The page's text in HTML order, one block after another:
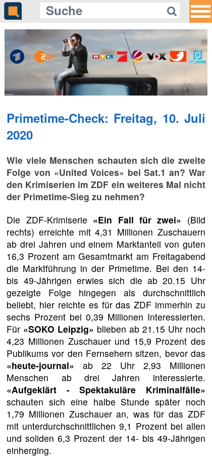
Primetime-Check: Freitag, 10. Juli
2020
Wie viele Menschen schauten sich die zweite
Folge von «United Voices» bei Sat.1 an? War
den Krimiserien im ZDF ein weiteres Mal nicht
der Primetime-Sieg zu nehmen?
Die ZDF-Krimiserie «Ein Fall für zwei» (Bild
rechts) erreichte mit 4,31 Millionen Zuschauern
ab drei Jahren und einem Marktanteil von guten
16,3 Prozent am Gesamtmarkt am Freitagabend
die Marktführung in der Primetime. Bei den 14-
bis 49-Jährigen erwies sich die ab 20.15 Uhr
gezeigte Folge hingegen als durchschnittlich
beliebt, hier reichte es für das ZDF immerhin zu
sechs Prozent bei 0,39 Millionen Interessierten.
Für «SOKO Leipzig» blieben ab 21.15 Uhr noch
4,23 Millionen Zuschauer und 15,9 Prozent des
Publikums vor den Fernsehern sitzen, bevor das
«heute-journal» ab 22 Uhr 2,93 Millionen
Menschen ab drei Jahren interessierte.
«Aufgeklärt - Spektakuläre Kriminalfälle»
schauten sich eine halbe Stunde später noch
1,79 Millionen Zuschauer an, was für das ZDF
mit unterdurchschnittlichen 9,1 Prozent bei allen
und soliden 6,3 Prozent der 14- bis 49-Jährigen
einherging.